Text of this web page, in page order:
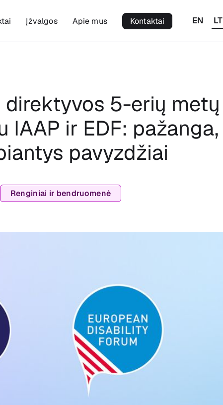
Įžvalgos Apie mus Kontaktai EN LT
direktyvos 5-erių metų
ir EDF: pažanga,
pavyzdžiai
Renginiai ir bendruomenė